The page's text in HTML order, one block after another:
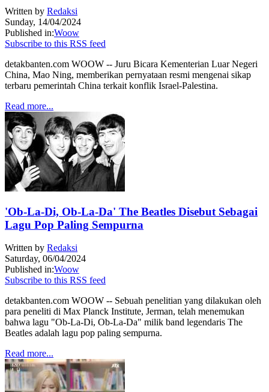
Written by Redaksi
Sunday, 14/04/2024
Published in:Woow
Subscribe to this RSS feed
detakbanten.com WOOW -- Juru Bicara Kementerian Luar Negeri
China, Mao Ning, memberikan pernyataan resmi mengenai sikap
terbaru pemerintah China terkait konflik Israel-Palestina.
Read more...
'Ob-La-Di, Ob-La-Da' The Beatles Disebut Sebagai
Lagu Pop Paling Sempurna
Written by Redaksi
Saturday, 06/04/2024
Published in:Woow
Subscribe to this RSS feed
detakbanten.com WOOW -- Sebuah penelitian yang dilakukan oleh
para peneliti di Max Planck Institute, Jerman, telah menemukan
bahwa lagu "Ob-La-Di, Ob-La-Da" milik band legendaris The
Beatles adalah lagu pop paling sempurna.
Read more...